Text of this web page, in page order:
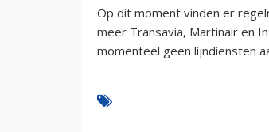
Op dit moment vinden er
meer Transavia, Martinair en
momenteel geen lijndiensten